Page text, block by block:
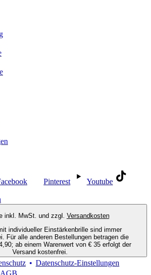
Pinterest Youtube
inkl. MwSt. und zzgl. Versandkosten
individueller Einstärkenbrille sind immer
Für alle anderen Bestellungen betragen die
ab einem Warenwert von € 35 erfolgt der
Versand kostenfrei.
Datenschutz-Einstellungen